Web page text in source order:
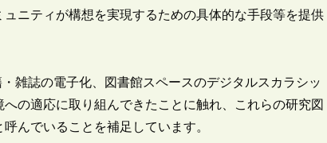
ニティが構想を実現するための具体的な手段等を提供
雑誌の電子化、図書館スペースのデジタルスカラシッ
の適応に取り組んできたことに触れ、これらの研究図
んでいることを補足しています。